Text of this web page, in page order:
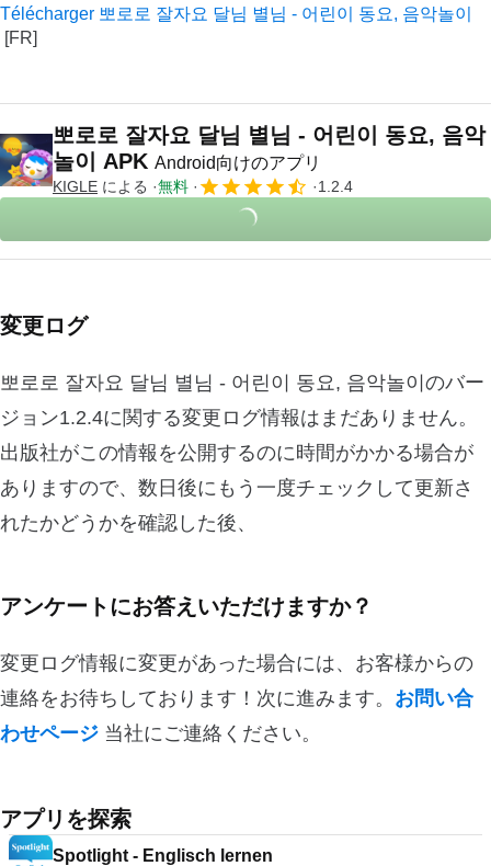
Télécharger 뽀로로 잘자요 달님 별님 - 어린이 동요, 음악놀이
뽀로로 잘자요 달님 별님 - 어린이 동요, 음악
놀이 APK Android向けのアプリ
KIGLE による 無料 1.2.4
変更ログ
뽀로로 잘자요 달님 별님 - 어린이 동요, 음악놀이のバー
ジョン1.2.4に関する変更ログ情報はまだありません。
出版社がこの情報を公開するのに時間がかかる場合が
ありますので、数日後にもう一度チェックして更新さ
れたかどうかを確認した後、
アンケートにお答えいただけますか？
変更ログ情報に変更があった場合には、お客様からの
連絡をお待ちしております！次に進みます。 お問い合
わせページ 当社にご連絡ください。
アプリを探索
Spotlight - Englisch lernen